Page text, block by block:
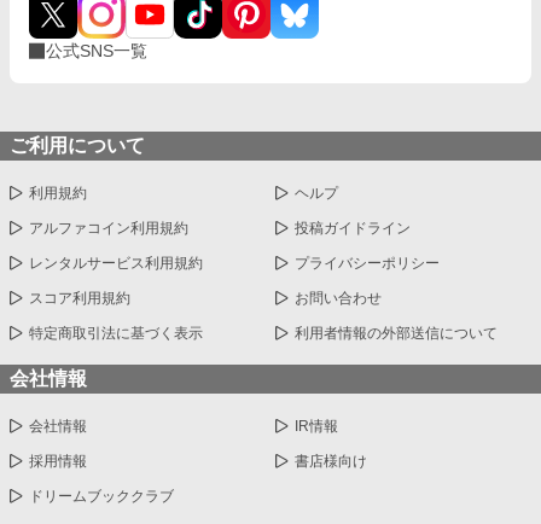
公式SNS一覧
ご利用について
利用規約 ヘルプ
アルファコイン利用規約 投稿ガイドライン
レンタルサービス利用規約 プライバシーポリシー
スコア利用規約 お問い合わせ
特定商取引法に基づく表示 利用者情報の外部送信について
会社情報
会社情報 IR情報
採用情報 書店様向け
ドリームブッククラブ